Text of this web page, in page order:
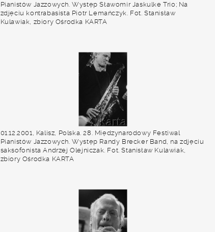
Pianistów Jazzowych. Występ Sławomir Jaskulke Trio; Na
zdjęciu kontrabasista Piotr Lemańczyk. Fot. Stanisław
Kulawiak, zbiory Ośrodka KARTA
01.12.2001, Kalisz, Polska. 28. Międzynarodowy Festiwal
Pianistów Jazzowych. Występ Randy Brecker Band, na zdjęciu
saksofonista Andrzej Olejniczak. Fot. Stanisław Kulawiak,
zbiory Ośrodka KARTA